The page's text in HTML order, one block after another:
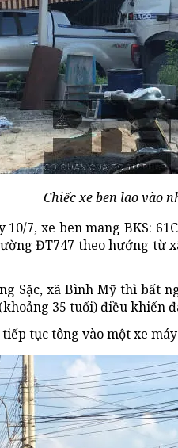
Chiếc xe ben lao vào
10/7, xe ben mang BKS:
ĐT747 theo hướng từ
Sặc, xã Bình Mỹ thì bất
35 tuổi) điều khiển
tục tông vào một xe